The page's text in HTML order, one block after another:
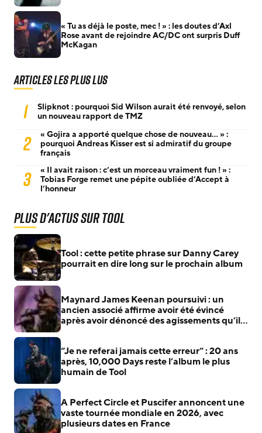
« Tu as déjà le poste, mec ! » : les doutes d’Axl
Rose avant de rejoindre AC/DC ont surpris Duff
McKagan
Articles les plus lus
1
Slipknot : pourquoi Sid Wilson aurait été renvoyé, selon
un nouveau rapport de TMZ
2
« Gojira a apporté quelque chose de nouveau… » :
pourquoi Andreas Kisser est si admiratif du groupe
français
3
« Il avait raison : c’est un morceau vraiment fun ! » :
Tobias Forge remet une pépite oubliée d’Accept à
l’honneur
Plus d'actus sur Tool
Tool : cette petite phrase sur Danny Carey
pourrait en dire long sur le prochain album
Maynard James Keenan poursuivi : un
ancien associé affirme avoir été évincé
après avoir dénoncé des agissements qu’il
“Je ne referai jamais cette erreur” : 20 ans
après, 10,000 Days reste l’album le plus
humain de Tool
A Perfect Circle et Puscifer annoncent une
vaste tournée mondiale en 2026, avec
plusieurs dates en France